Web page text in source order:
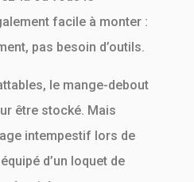
facile à monter :
pas besoin d’outils.
le mange-debout
être stocké. Mais
intempestif lors de
d’un loquet de